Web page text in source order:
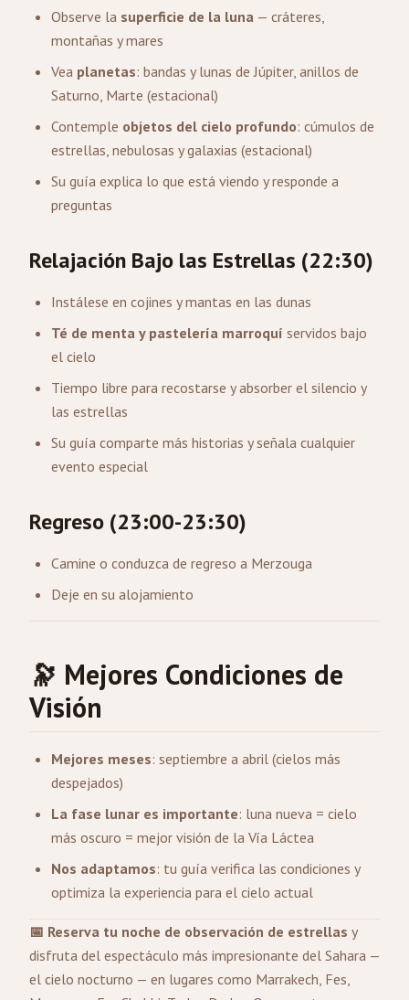
Observe la superficie de la luna — cráteres,
montañas y mares
Vea planetas: bandas y lunas de Júpiter, anillos de
Saturno, Marte (estacional)
Contemple objetos del cielo profundo: cúmulos de
estrellas, nebulosas y galaxias (estacional)
Su guía explica lo que está viendo y responde a
preguntas
Relajación Bajo las Estrellas (22:30)
Instálese en cojines y mantas en las dunas
Té de menta y pastelería marroquí servidos bajo
el cielo
Tiempo libre para recostarse y absorber el silencio y
las estrellas
Su guía comparte más historias y señala cualquier
evento especial
Regreso (23:00-23:30)
Camine o conduzca de regreso a Merzouga
Deje en su alojamiento
🔭 Mejores Condiciones de
Visión
Mejores meses: septiembre a abril (cielos más
despejados)
La fase lunar es importante: luna nueva = cielo
más oscuro = mejor visión de la Vía Láctea
Nos adaptamos: tu guía verifica las condiciones y
optimiza la experiencia para el cielo actual
📅 Reserva tu noche de observación de estrellas y
disfruta del espectáculo más impresionante del Sahara —
el cielo nocturno — en lugares como Marrakech, Fes,